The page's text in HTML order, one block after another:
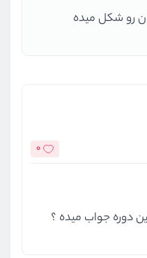
رو شکل میده
0
دوره جواب میده ؟